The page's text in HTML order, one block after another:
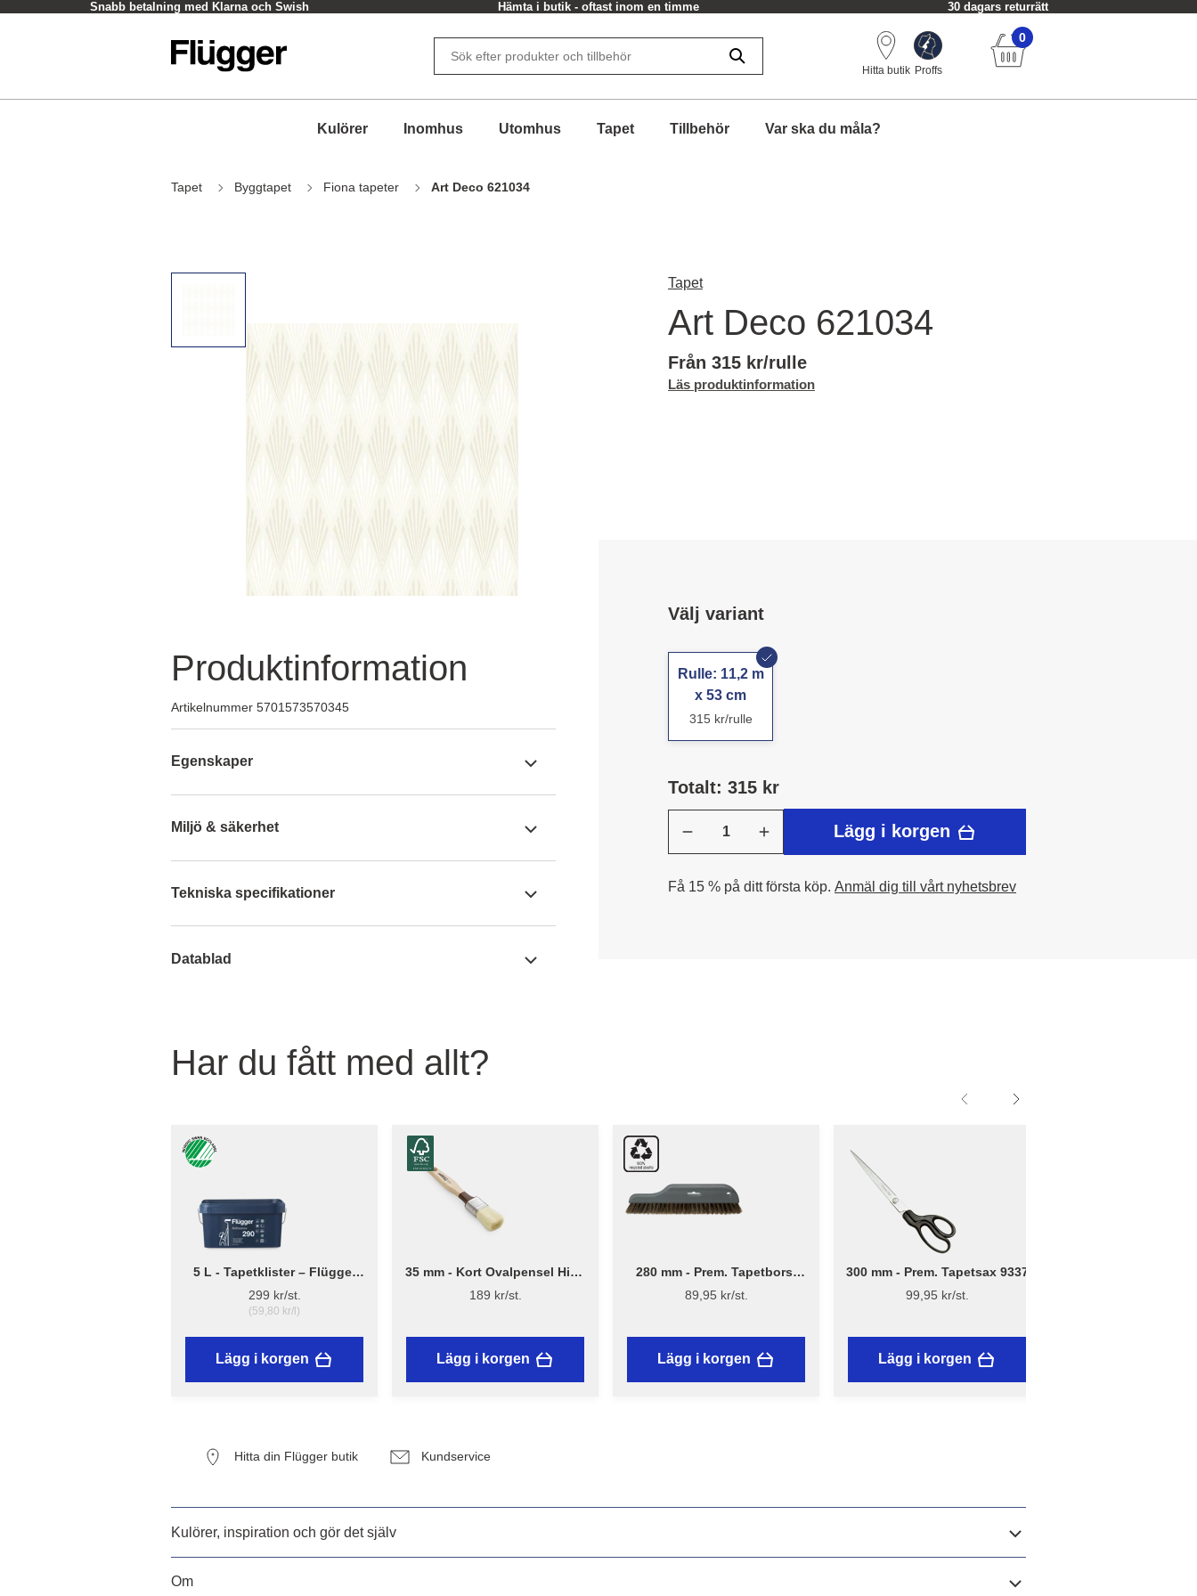
Snabb betalning med Klarna och Swish Hämta i butik - oftast inom en timme 30 dagars returrätt
Hitta butik Proffs
0
Kulörer Inomhus Utomhus Tapet Tillbehör Var ska du måla?
Tapet Byggtapet Fiona tapeter Art Deco 621034
Produktinformation
Artikelnummer 5701573570345
Egenskaper
Miljö & säkerhet
Tekniska specifikationer
Datablad
Tapet
Art Deco 621034
Från 315 kr/rulle
Läs produktinformation
Välj variant
Rulle: 11,2 m
x 53 cm
315 kr/rulle
Totalt: 315 kr
Lägg i korgen
Få 15 % på ditt första köp. Anmäl dig till vårt nyhetsbrev
Har du fått med allt?
5 L - Tapetklister – Flügger
Adhesive 290
299 kr/st.
(59,80 kr/l)
Lägg i korgen
35 mm - Kort Ovalpensel High
Finish 1179 - Flügger
189 kr/st.
Lägg i korgen
280 mm - Prem. Tapetborst
3540
89,95 kr/st.
Lägg i korgen
300 mm - Prem. Tapetsax 9337
99,95 kr/st.
Lägg i korgen
Hitta din Flügger butik Kundservice
Kulörer, inspiration och gör det själv
Om